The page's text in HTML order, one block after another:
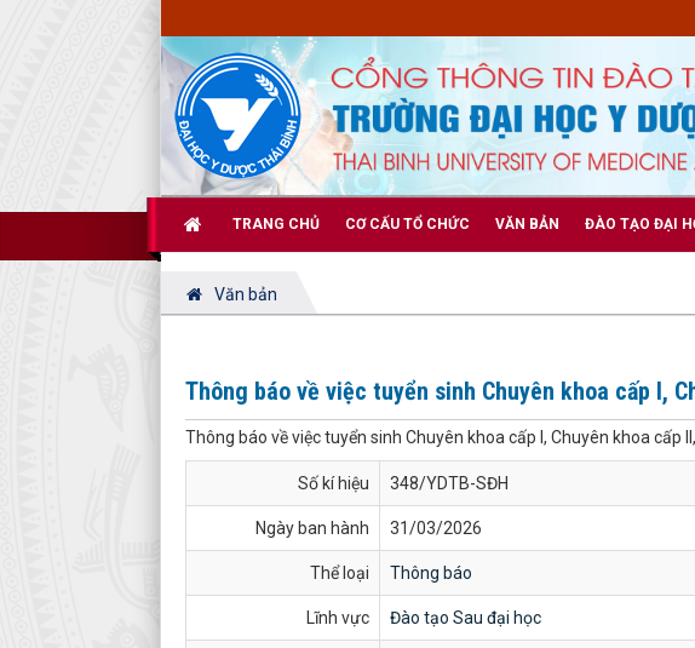
TRANG CHỦ CƠ CẤU TỔ CHỨC VĂN BẢN ĐÀO TẠO ĐẠI
Văn bản
Thông báo về việc tuyển sinh Chuyên khoa cấp I,
Thông báo về việc tuyển sinh Chuyên khoa cấp I, Chuyên khoa cấp
Số kí hiệu 348/YDTB-SĐH
Ngày ban hành 31/03/2026
Thể loại Thông báo
Lĩnh vực Đào tạo Sau đại học